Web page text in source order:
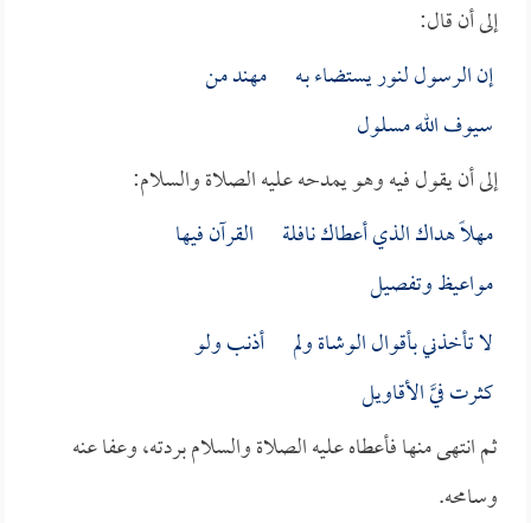
إلى أن قال:
إن الرسول لنور يستضاء بـه مهند من
سيوف الله مسلول
إلى أن يقول فيه وهو يمدحه عليه الصلاة والسلام:
مهلاً هداك الذي أعطاك نافلة القرآن فيها
مواعيظ وتفصيل
لا تأخذني بأقوال الوشاة ولم أذنب ولو
كثرت فيَّ الأقاويل
ثم انتهى منها فأعطاه عليه الصلاة والسلام بردته، وعفا عنه
وسامحه.